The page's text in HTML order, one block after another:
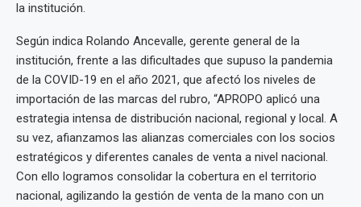
la institución.
Según indica Rolando Ancevalle, gerente general de la
institución, frente a las dificultades que supuso la pandemia
de la COVID-19 en el año 2021, que afectó los niveles de
importación de las marcas del rubro, “APROPO aplicó una
estrategia intensa de distribución nacional, regional y local. A
su vez, afianzamos las alianzas comerciales con los socios
estratégicos y diferentes canales de venta a nivel nacional.
Con ello logramos consolidar la cobertura en el territorio
nacional, agilizando la gestión de venta de la mano con un